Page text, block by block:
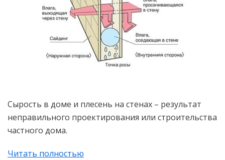
Сырость в доме и плесень на стенах – результат
неправильного проектирования или строительства
частного дома.
Читать полностью